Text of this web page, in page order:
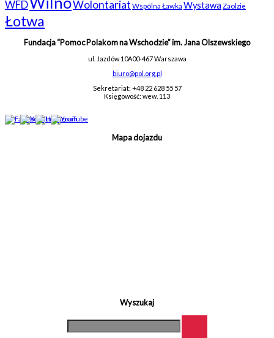
WFD Wolontariat Wspólna Ławka Wystawa Zaolzie
Łotwa
Fundacja “Pomoc Polakom na Wschodzie” im. Jana Olszewskiego
ul. Jazdów 10A00-467 Warszawa
biuro@pol.org.pl
Sekretariat: +48 22 628 55 57
Księgowość: wew. 113
Mapa dojazdu
Wyszukaj